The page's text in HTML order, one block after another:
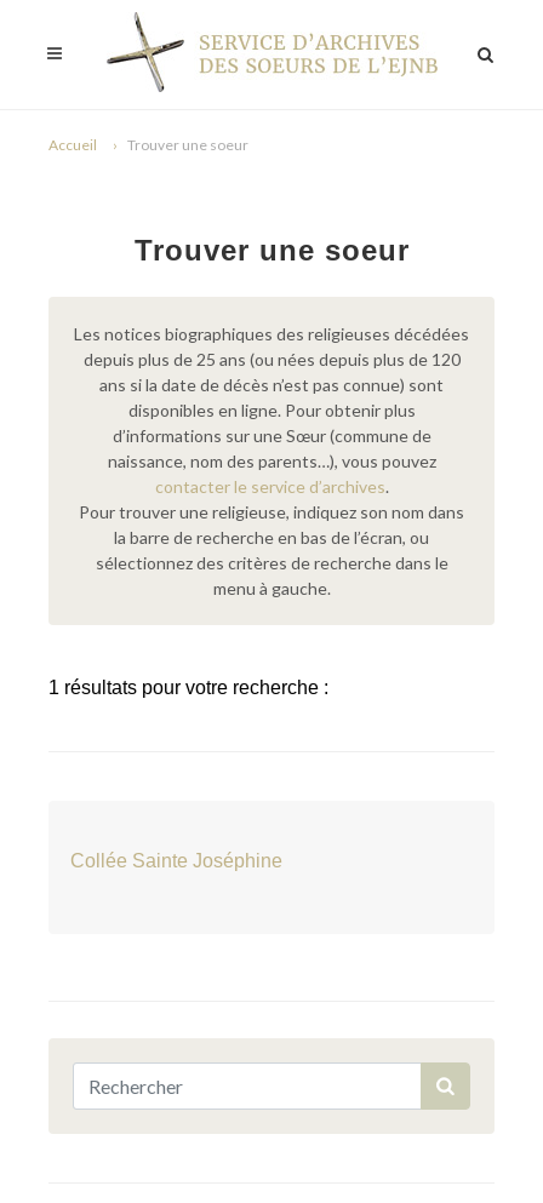
Accueil Trouver une soeur
Trouver une soeur
Les notices biographiques des religieuses décédées
depuis plus de 25 ans (ou nées depuis plus de 120
ans si la date de décès n’est pas connue) sont
disponibles en ligne. Pour obtenir plus
d’informations sur une Sœur (commune de
naissance, nom des parents…), vous pouvez
contacter le service d’archives.
Pour trouver une religieuse, indiquez son nom dans
la barre de recherche en bas de l’écran, ou
sélectionnez des critères de recherche dans le
menu à gauche.
1 résultats pour votre recherche :
Collée Sainte Joséphine